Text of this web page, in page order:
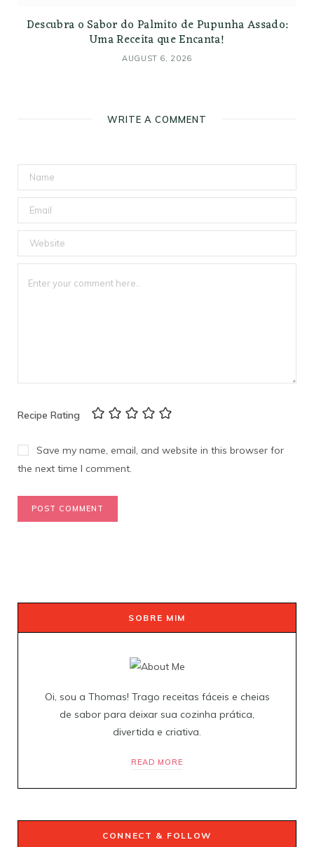
Descubra o Sabor do Palmito de Pupunha Assado:
Uma Receita que Encanta!
AUGUST 6, 2026
WRITE A COMMENT
Recipe Rating
Save my name, email, and website in this browser for
the next time I comment.
SOBRE MIM
Oi, sou a Thomas! Trago receitas fáceis e cheias
de sabor para deixar sua cozinha prática,
divertida e criativa.
READ MORE
CONNECT & FOLLOW